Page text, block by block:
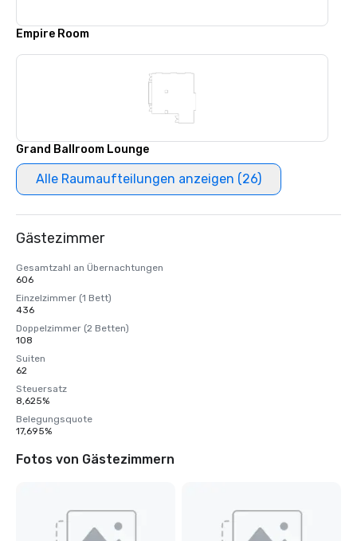
Empire Room
Grand Ballroom Lounge
Alle Raumaufteilungen anzeigen (26)
Gästezimmer
Gesamtzahl an Übernachtungen
606
Einzelzimmer (1 Bett)
436
Doppelzimmer (2 Betten)
108
Suiten
62
Steuersatz
8,625%
Belegungsquote
17,695%
Fotos von Gästezimmern